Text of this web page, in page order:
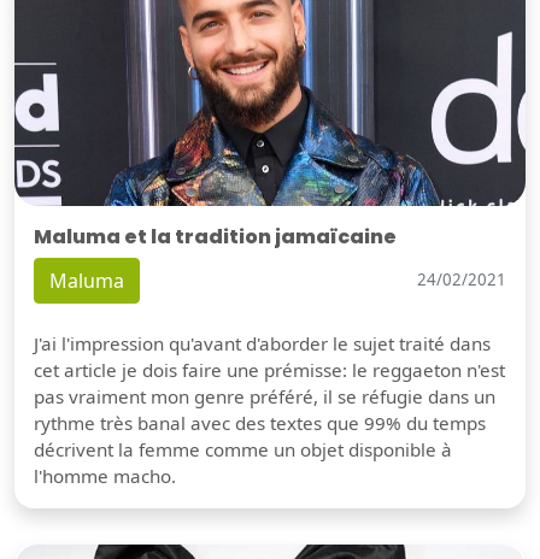
Maluma et la tradition jamaïcaine
Maluma 24/02/2021
J'ai l'impression qu'avant d'aborder le sujet traité dans
cet article je dois faire une prémisse: le reggaeton n'est
pas vraiment mon genre préféré, il se réfugie dans un
rythme très banal avec des textes que 99% du temps
décrivent la femme comme un objet disponible à
l'homme macho.